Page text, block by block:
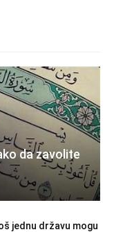
da zavolite
jednu državu mogu